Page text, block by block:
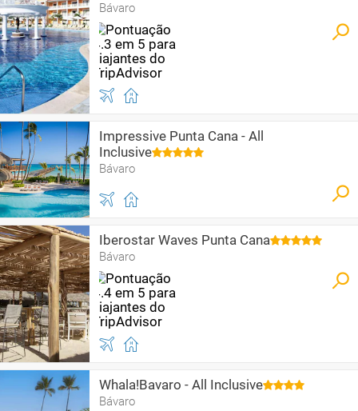
Bávaro
Impressive Punta Cana - All
Inclusive
Bávaro
Iberostar Waves Punta Cana
Bávaro
Whala!Bavaro - All Inclusive
Bávaro